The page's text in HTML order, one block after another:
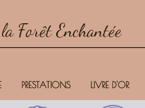
Forêt Enchantée
PRESTATIONS LIVRE D'OR